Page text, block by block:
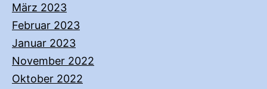
März 2023
Februar 2023
Januar 2023
November 2022
Oktober 2022